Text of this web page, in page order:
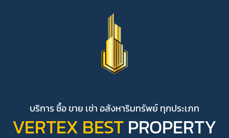
บริการ ซื้อ ขาย เช่า อสังหาริมทรัพย์ ทุกประเภท
VERTEX BESTPROPERTY